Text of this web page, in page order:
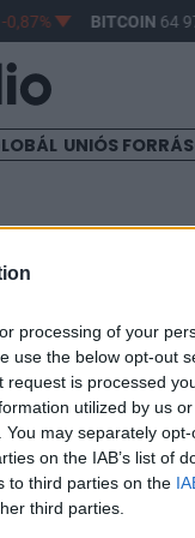
processing of your
use the below opt-out
is processed
utilized by us
may separately
on the IAB’s list of
to third parties on the
third parties.
-0,87% BITCOIN64
UNIÓS
a
azonban sokat
százalék a
már...